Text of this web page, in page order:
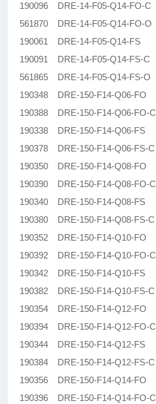
190096 DRE-14-F05-Q14-FO-C
561870 DRE-14-F05-Q14-FO-O
190061 DRE-14-F05-Q14-FS
190091 DRE-14-F05-Q14-FS-C
561865 DRE-14-F05-Q14-FS-O
190348 DRE-150-F14-Q06-FO
190388 DRE-150-F14-Q06-FO-C
190338 DRE-150-F14-Q06-FS
190378 DRE-150-F14-Q06-FS-C
190350 DRE-150-F14-Q08-FO
190390 DRE-150-F14-Q08-FO-C
190340 DRE-150-F14-Q08-FS
190380 DRE-150-F14-Q08-FS-C
190352 DRE-150-F14-Q10-FO
190392 DRE-150-F14-Q10-FO-C
190342 DRE-150-F14-Q10-FS
190382 DRE-150-F14-Q10-FS-C
190354 DRE-150-F14-Q12-FO
190394 DRE-150-F14-Q12-FO-C
190344 DRE-150-F14-Q12-FS
190384 DRE-150-F14-Q12-FS-C
190356 DRE-150-F14-Q14-FO
190396 DRE-150-F14-Q14-FO-C